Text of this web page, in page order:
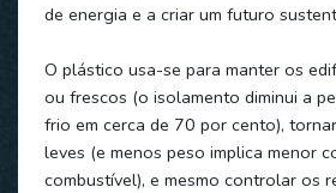
de energia e a criar um futuro
O plástico usa-se para manter os
ou frescos (o isolamento diminui a
frio em cerca de 70 por cento),
leves (e menos peso implica menor
combustível), e mesmo controlar os